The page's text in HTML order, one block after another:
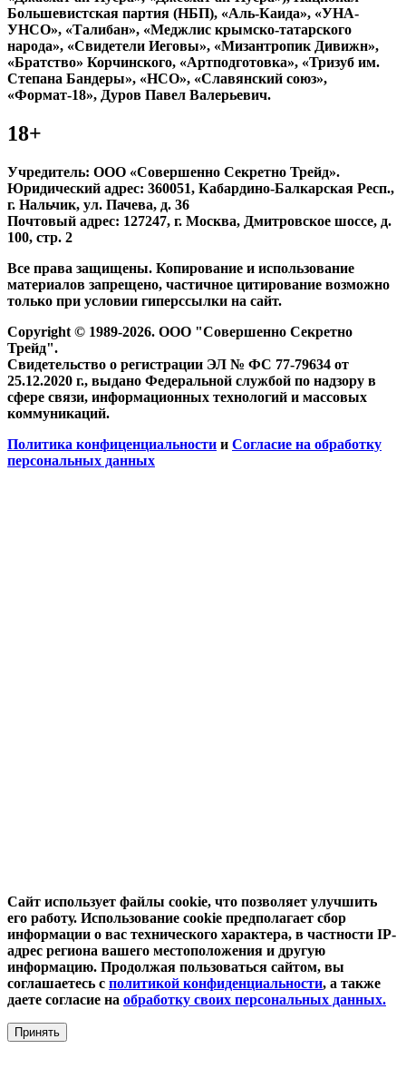
Большевистская партия (НБП), «Аль-Каида», «УНА-
УНСО», «Талибан», «Меджлис крымско-татарского
народа», «Свидетели Иеговы», «Мизантропик Дивижн»,
«Братство» Корчинского, «Артподготовка», «Тризуб им.
Степана Бандеры», «НСО», «Славянский союз»,
«Формат-18», Дуров Павел Валерьевич.
18+
Учредитель: ООО «Совершенно Секретно Трейд».
Юридический адрес: 360051, Кабардино-Балкарская Респ.,
г. Нальчик, ул. Пачева, д. 36
Почтовый адрес: 127247, г. Москва, Дмитровское шоссе, д.
100, стр. 2
Все права защищены. Копирование и использование
материалов запрещено, частичное цитирование возможно
только при условии гиперссылки на сайт.
Copyright © 1989-2026. ООО "Совершенно Секретно
Трейд".
Свидетельство о регистрации ЭЛ № ФС 77-79634 от
25.12.2020 г., выдано Федеральной службой по надзору в
сфере связи, информационных технологий и массовых
коммуникаций.
Политика конфиценциальности и Согласие на обработку
персональных данных
Сайт использует файлы cookie, что позволяет улучшить
его работу. Использование cookie предполагает сбор
информации о вас технического характера, в частности IP-
адрес региона вашего местоположения и другую
информацию. Продолжая пользоваться сайтом, вы
соглашаетесь с политикой конфиденциальности, а также
даете согласие на обработку своих персональных данных.
Принять